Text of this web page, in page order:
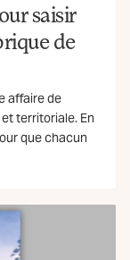
saisir
de
affaire de
territoriale. En
que chacun